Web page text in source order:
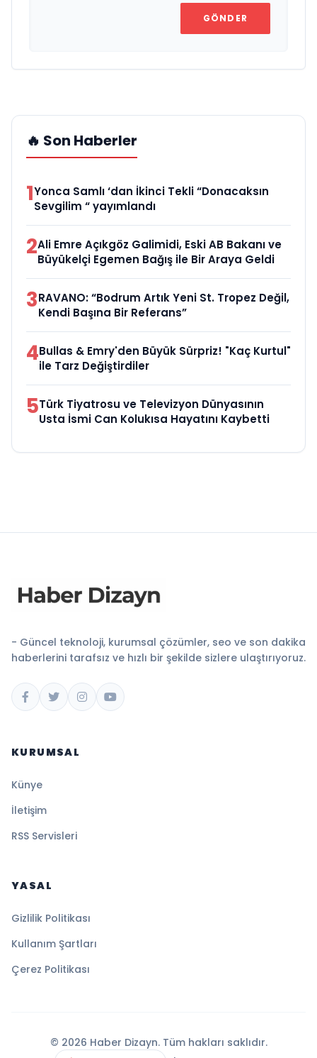
GÖNDER
🔥 Son Haberler
1Yonca Samlı ‘dan İkinci Tekli “Donacaksın
Sevgilim “ yayımlandı
2Ali Emre Açıkgöz Galimidi, Eski AB Bakanı ve
Büyükelçi Egemen Bağış ile Bir Araya Geldi
3RAVANO: “Bodrum Artık Yeni St. Tropez Değil,
Kendi Başına Bir Referans”
4Bullas & Emry'den Büyük Sürpriz! "Kaç Kurtul"
ile Tarz Değiştirdiler
5Türk Tiyatrosu ve Televizyon Dünyasının
Usta İsmi Can Kolukısa Hayatını Kaybetti
- Güncel teknoloji, kurumsal çözümler, seo ve son dakika
haberlerini tarafsız ve hızlı bir şekilde sizlere ulaştırıyoruz.
KURUMSAL
Künye
İletişim
RSS Servisleri
YASAL
Gizlilik Politikası
Kullanım Şartları
Çerez Politikası
© 2026 Haber Dizayn. Tüm hakları saklıdır.